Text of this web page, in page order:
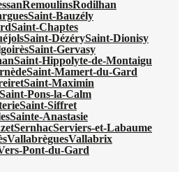
RemoulinsRodilhan
Saint-Bauzély
Saint-Chaptes
Saint-DézérySaint-Dionisy
Saint-Gervasy
Saint-Hippolyte-de-Montaigu
Saint-Mamert-du-Gard
Saint-Maximin
Saint-Pons-la-Calm
Saint-Siffret
Sainte-Anastasie
SernhacServiers-et-Labaume
VallabrèguesVallabrix
Pont-du-Gard